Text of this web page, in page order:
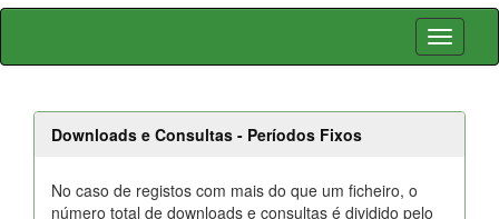
Skip
Downloads e Consultas - Períodos Fixos
No caso de registos com mais do que um ficheiro, o
número total de downloads e consultas é dividido pelo